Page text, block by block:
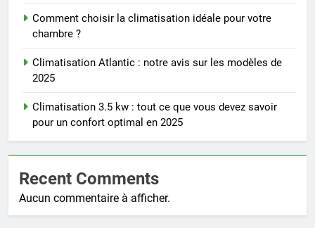
Comment choisir la climatisation idéale pour votre
chambre ?
Climatisation Atlantic : notre avis sur les modèles de
2025
Climatisation 3.5 kw : tout ce que vous devez savoir
pour un confort optimal en 2025
Recent Comments
Aucun commentaire à afficher.